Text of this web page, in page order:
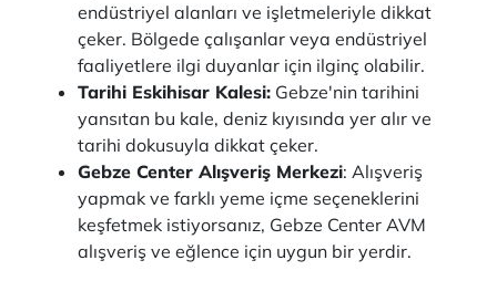
endüstriyel alanları ve işletmeleriyle dikkat
çeker. Bölgede çalışanlar veya endüstriyel
faaliyetlere ilgi duyanlar için ilginç olabilir.
Tarihi Eskihisar Kalesi: Gebze'nin tarihini
yansıtan bu kale, deniz kıyısında yer alır ve
tarihi dokusuyla dikkat çeker.
Gebze Center Alışveriş Merkezi: Alışveriş
yapmak ve farklı yeme içme seçeneklerini
keşfetmek istiyorsanız, Gebze Center AVM
alışveriş ve eğlence için uygun bir yerdir.